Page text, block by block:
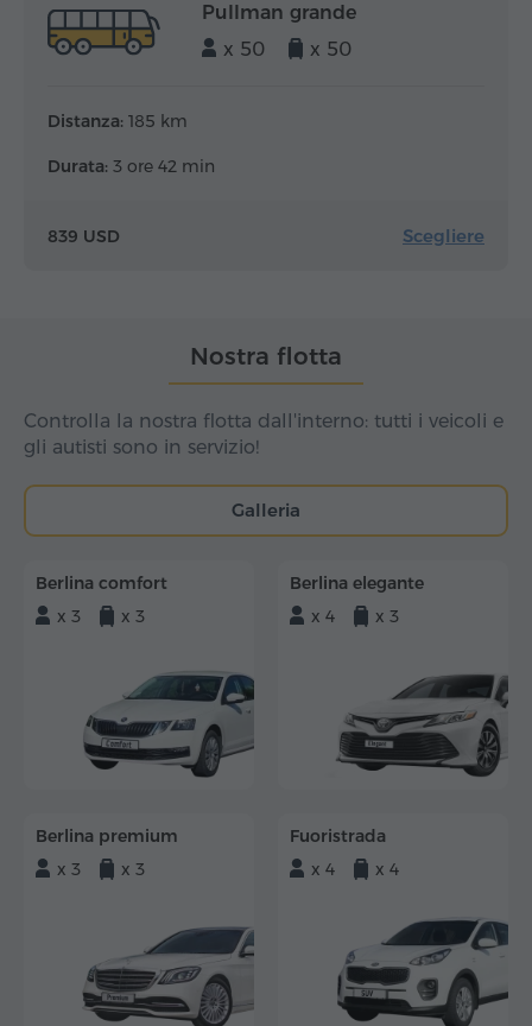
Pullman grande
x 50
x 50
Distanza: 185 km
Durata: 3 ore 42 min
839 USD Scegliere
Nostra flotta
Controlla la nostra flotta dall'interno: tutti i veicoli e
gli autisti sono in servizio!
Galleria
Berlina comfort
x 3
x 3
Berlina elegante
x 4
x 3
Berlina premium
x 3
x 3
Fuoristrada
x 4
x 4